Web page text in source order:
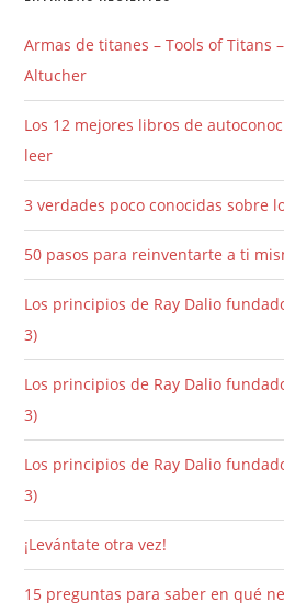
Armas de titanes – Tools of Titans
Altucher
Los 12 mejores libros de
leer
3 verdades poco conocidas sobre
50 pasos para reinventarte a ti
Los principios de Ray Dalio
3)
Los principios de Ray Dalio
3)
Los principios de Ray Dalio
3)
¡Levántate otra vez!
15 preguntas para saber en qué